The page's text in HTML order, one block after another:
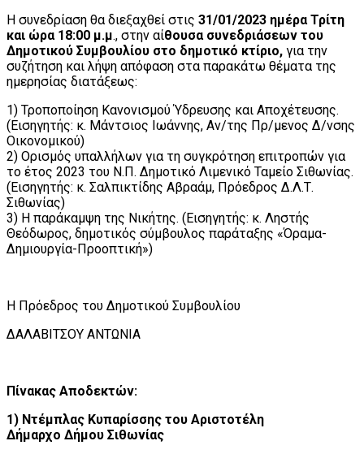
Η συνεδρίαση θα διεξαχθεί στις 31/01/2023 ημέρα Τρίτη
και ώρα 18:00 μ.μ., στην αίθουσα συνεδριάσεων του
Δημοτικού Συμβουλίου στο δημοτικό κτίριο, για την
συζήτηση και λήψη απόφαση στα παρακάτω θέματα της
ημερησίας διατάξεως:
1) Τροποποίηση Κανονισμού Ύδρευσης και Αποχέτευσης.
(Εισηγητής: κ. Μάντσιος Ιωάννης, Αν/της Πρ/μενος Δ/νσης
Οικονομικού)
2) Ορισμός υπαλλήλων για τη συγκρότηση επιτροπών για
το έτος 2023 του Ν.Π. Δημοτικό Λιμενικό Ταμείο Σιθωνίας.
(Εισηγητής: κ. Σαλπικτίδης Αβραάμ, Πρόεδρος Δ.Λ.Τ.
Σιθωνίας)
3) Η παράκαμψη της Νικήτης. (Εισηγητής: κ. Ληστής
Θεόδωρος, δημοτικός σύμβουλος παράταξης «Όραμα-
Δημιουργία-Προοπτική»)
Η Πρόεδρος του Δημοτικού Συμβουλίου
ΔΑΛΑΒΙΤΣΟΥ ΑΝΤΩΝΙΑ
Πίνακας Αποδεκτών:
1) Ντέμπλας Κυπαρίσσης του Αριστοτέλη
Δήμαρχο Δήμου Σιθωνίας